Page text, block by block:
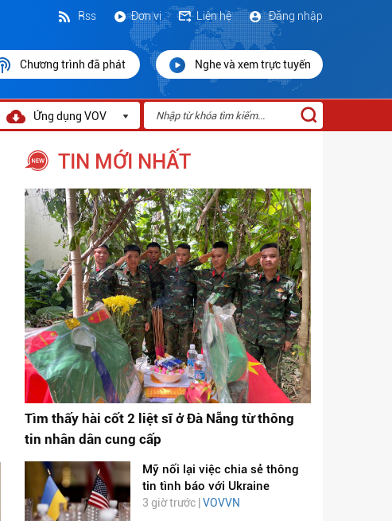
Đăng nhập
Liên hệ
Đơn vị
Rss
Chương trình đã phát Nghe và xem trực tuyến
Ứng dụng VOV
TIN MỚI NHẤT
Tìm thấy hài cốt 2 liệt sĩ ở Đà Nẵng từ thông
tin nhân dân cung cấp
Mỹ nối lại việc chia sẻ thông
tin tình báo với Ukraine
3 giờ trước | VOVVN